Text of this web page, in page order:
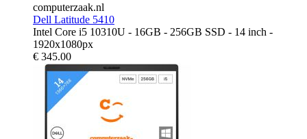
computerzaak.nl
Dell Latitude 5410
Intel Core i5 10310U - 16GB - 256GB SSD - 14 inch -
1920x1080px
€ 345.00